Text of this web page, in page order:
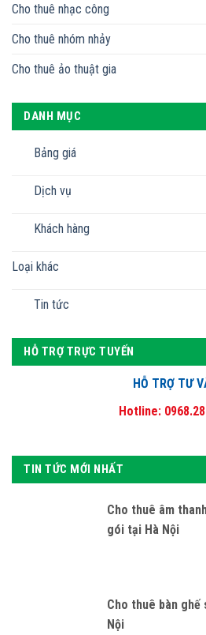
Cho thuê nhạc công
Cho thuê nhóm nhảy
Cho thuê ảo thuật gia
DANH MỤC
Bảng giá
Dịch vụ
Khách hàng
Loại khác
Tin tức
HỖ TRỢ TRỰC TUYẾN
HỖ TRỢ TƯ
Hotline:
TIN TỨC MỚI NHẤT
Cho thuê âm
gói tại Hà Nội
Cho thuê bàn
Nội